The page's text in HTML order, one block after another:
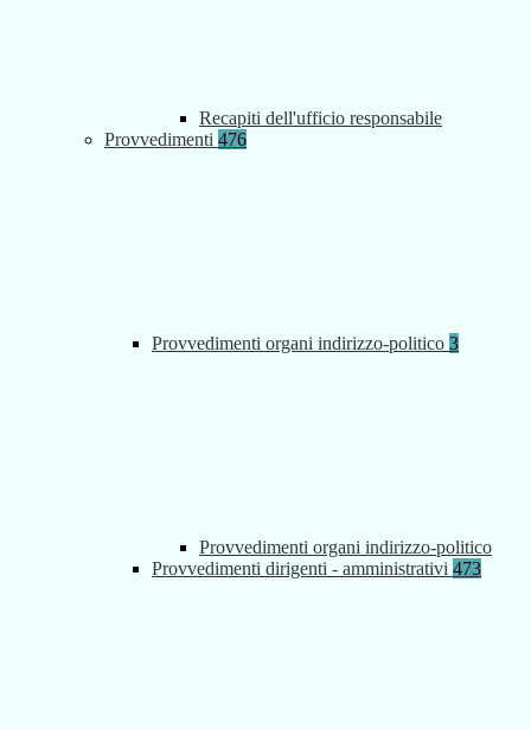
Recapiti dell'ufficio responsabile
Provvedimenti 476
Provvedimenti organi indirizzo-politico 3
Provvedimenti organi indirizzo-politico
Provvedimenti dirigenti - amministrativi 473